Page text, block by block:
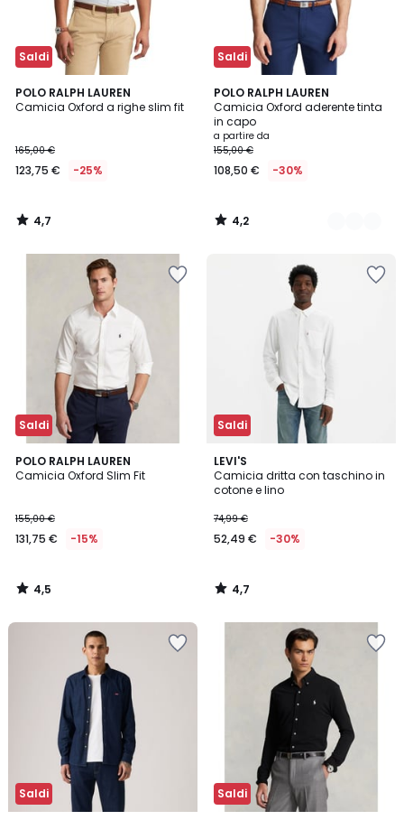
Saldi
POLO RALPH LAUREN
Camicia Oxford a righe slim fit
165,00 €
123,75 € -25%
4,7
/ 5
4,7
/
Saldi
POLO RALPH LAUREN
Camicia Oxford aderente tinta
in capo
a partire da
155,00 €
108,50 € -30%
4,2
/ 5
3
Colori
4,2
/
Saldi
POLO RALPH LAUREN
Camicia Oxford Slim Fit
155,00 €
131,75 € -15%
4,5
/ 5
4,5
/
Saldi
LEVI'S
Camicia dritta con taschino in
cotone e lino
74,99 €
52,49 € -30%
4,7
/ 5
4,7
/
Saldi Saldi